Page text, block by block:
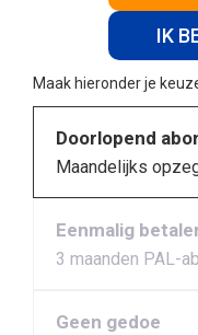
IK
Maak hieronder je
Doorlopend
Maandelijks
Eenmalig
3 maanden PAL-
Geen gedoe